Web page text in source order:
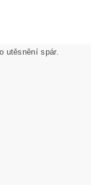
utěsnění spár.